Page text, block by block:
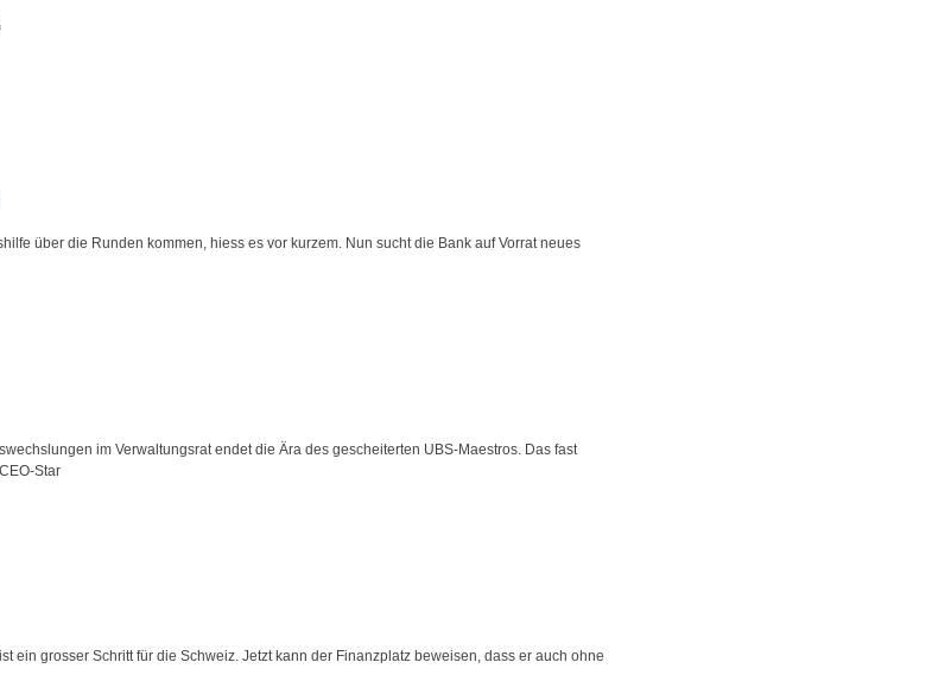
über die Runden kommen, hiess es vor kurzem. Nun sucht die Bank auf Vorrat neues
im Verwaltungsrat endet die Ära des gescheiterten UBS-Maestros. Das fast
Star
ein grosser Schritt für die Schweiz. Jetzt kann der Finanzplatz beweisen, dass er auch ohne